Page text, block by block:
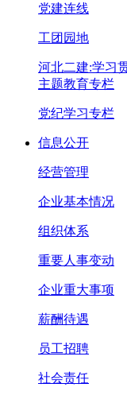
党建连线
工团园地
河北二建:学习
主题教育专栏
党纪学习专栏
信息公开
经营管理
企业基本情况
组织体系
重要人事变动
企业重大事项
薪酬待遇
员工招聘
社会责任